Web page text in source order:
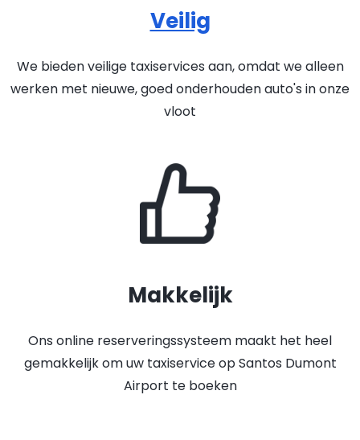
Veilig
We bieden veilige taxiservices aan, omdat we alleen
werken met nieuwe, goed onderhouden auto's in onze
vloot
Makkelijk
Ons online reserveringssysteem maakt het heel
gemakkelijk om uw taxiservice op Santos Dumont
Airport te boeken